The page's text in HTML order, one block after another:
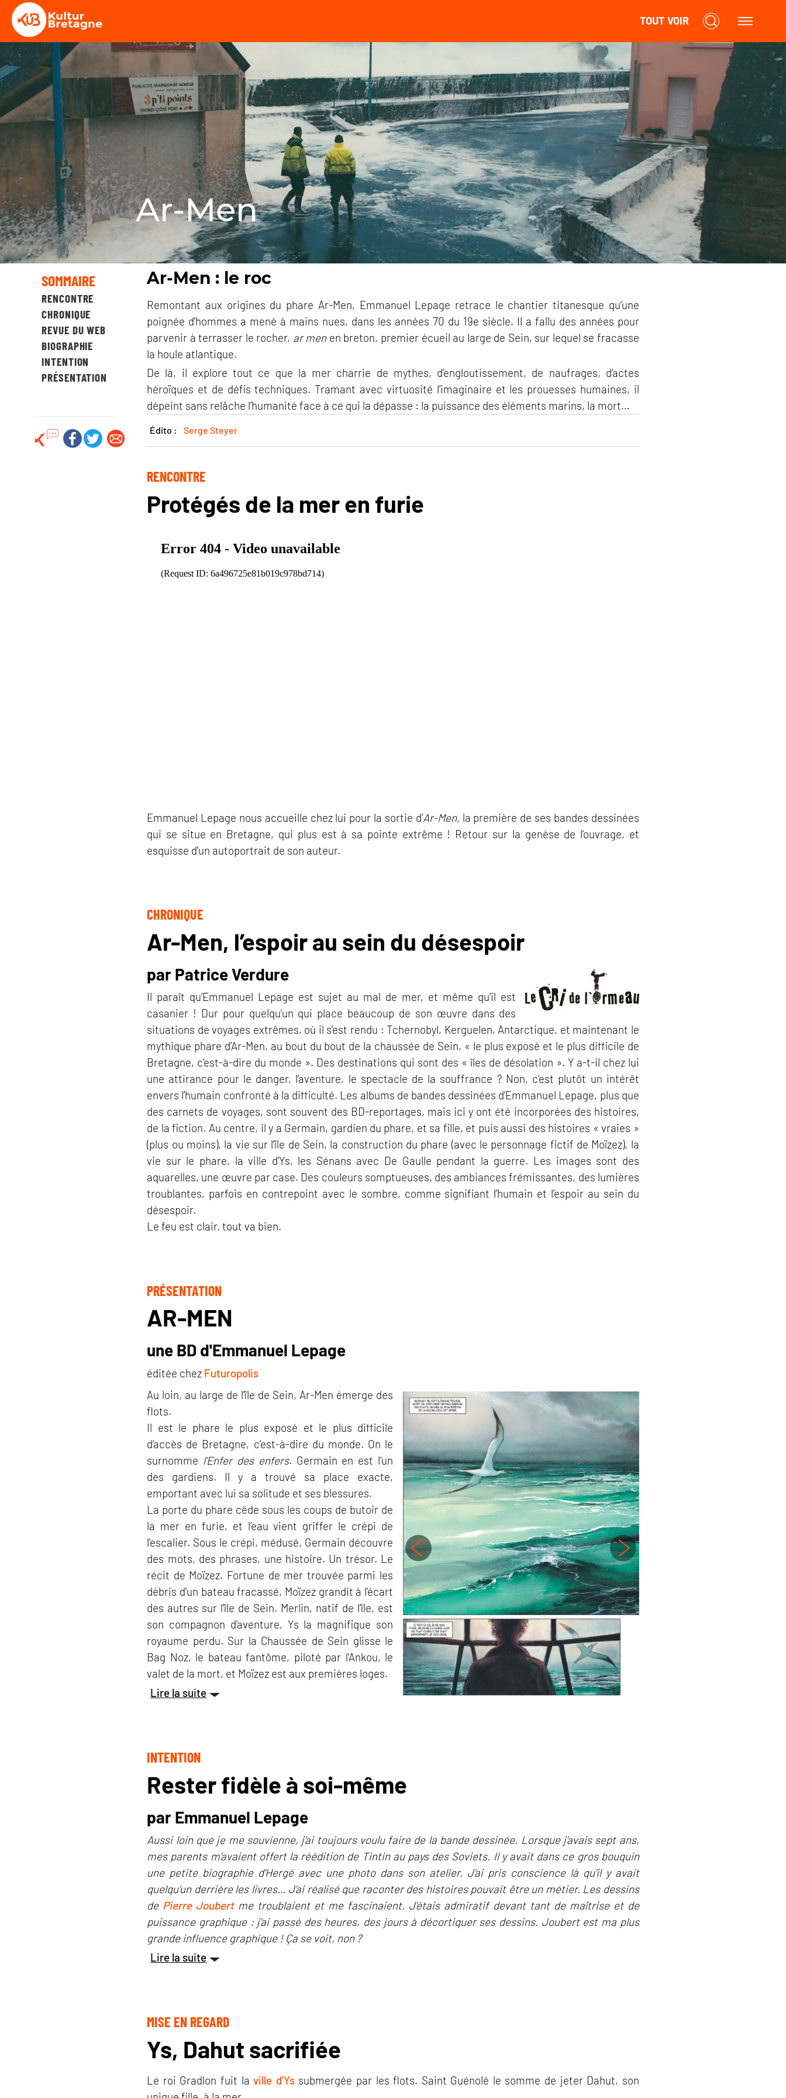
TOUT VOIR
Ar-Men
SOMMAIRE
RENCONTRE
CHRONIQUE
REVUE DU WEB
BIOGRAPHIE
INTENTION
PRÉSENTATION
Ar-Men : le roc
Remontant aux origines du phare Ar-Men, Emmanuel Lepage retrace le chantier titanesque qu’une
poignée d’hommes a mené à mains nues, dans les années 70 du 19e siècle. Il a fallu des années pour
parvenir à terrasser le rocher, ar menen breton, premier écueil au large de Sein, sur lequel se fracasse
la houle atlantique.
De là, il explore tout ce que la mer charrie de mythes, d’engloutissement, de naufrages, d’actes
héroïques et de défis techniques. Tramant avec virtuosité l’imaginaire et les prouesses humaines, il
dépeint sans relâche l’humanité face à ce qui la dépasse : la puissance des éléments marins, la mort…
Édito : Serge Steyer
RENCONTRE
Protégés de la mer en furie
Emmanuel Lepage nous accueille chez lui pour la sortie d'Ar-Men, la première de ses bandes dessinées
qui se situe en Bretagne, qui plus est à sa pointe extrême ! Retour sur la genèse de l'ouvrage, et
esquisse d'un autoportrait de son auteur.
CHRONIQUE
Ar-Men, l’espoir au sein du désespoir
par Patrice Verdure
Il paraît qu’Emmanuel Lepage est sujet au mal de mer, et même qu’il est
casanier ! Dur pour quelqu’un qui place beaucoup de son œuvre dans des
situations de voyages extrêmes, où il s’est rendu : Tchernobyl, Kerguelen, Antarctique, et maintenant le
mythique phare d’Ar-Men, au bout du bout de la chaussée de Sein, « le plus exposé et le plus difficile de
Bretagne, c’est-à-dire du monde ». Des destinations qui sont des « îles de désolation ». Y a-t-il chez lui
une attirance pour le danger, l’aventure, le spectacle de la souffrance ? Non, c’est plutôt un intérêt
envers l’humain confronté à la difficulté. Les albums de bandes dessinées d’Emmanuel Lepage, plus que
des carnets de voyages, sont souvent des BD-reportages, mais ici y ont été incorporées des histoires,
de la fiction. Au centre, il y a Germain, gardien du phare, et sa fille, et puis aussi des histoires « vraies »
(plus ou moins), la vie sur l’île de Sein, la construction du phare (avec le personnage fictif de Moïzez), la
vie sur le phare, la ville d’Ys, les Sénans avec De Gaulle pendant la guerre. Les images sont des
aquarelles, une œuvre par case. Des couleurs somptueuses, des ambiances frémissantes, des lumières
troublantes, parfois en contrepoint avec le sombre, comme signifiant l’humain et l’espoir au sein du
désespoir.
Le feu est clair, tout va bien.
PRÉSENTATION
AR-MEN
une BD d'Emmanuel Lepage
éditée chez Futuropolis
Au loin, au large de l’île de Sein, Ar-Men émerge des
flots.
Il est le phare le plus exposé et le plus difficile
d’accès de Bretagne, c’est-à-dire du monde. On le
surnomme l’Enfer des enfers. Germain en est l’un
des gardiens. Il y a trouvé sa place exacte,
emportant avec lui sa solitude et ses blessures.
La porte du phare cède sous les coups de butoir de
la mer en furie, et l’eau vient griffer le crépi de
l’escalier. Sous le crépi, médusé, Germain découvre
des mots, des phrases, une histoire. Un trésor. Le
récit de Moïzez. Fortune de mer trouvée parmi les
débris d’un bateau fracassé, Moïzez grandit à l’écart
des autres sur l’île de Sein. Merlin, natif de l’île, est
son compagnon d’aventure, Ys la magnifique son
royaume perdu. Sur la Chaussée de Sein glisse le
Bag Noz, le bateau fantôme, piloté par l’Ankou, le
valet de la mort, et Moïzez est aux premières loges.
Lire la suite
INTENTION
Rester fidèle à soi-même
par Emmanuel Lepage
Aussi loin que je me souvienne, j’ai toujours voulu faire de la bande dessinée. Lorsque j’avais sept ans,
mes parents m’avaient offert la réédition de Tintin au pays des Soviets. Il y avait dans ce gros bouquin
une petite biographie d’Hergé avec une photo dans son atelier. J’ai pris conscience là qu’il y avait
quelqu’un derrière les livres… J’ai réalisé que raconter des histoires pouvait être un métier. Les dessins
de Pierre Joubertme troublaient et me fascinaient. J’étais admiratif devant tant de maîtrise et de
puissance graphique : j’ai passé des heures, des jours à décortiquer ses dessins. Joubert est ma plus
grande influence graphique ! Ça se voit, non ?
Lire la suite
MISE EN REGARD
Ys, Dahut sacrifiée
Le roi Gradlon fuit laville d'Yssubmergée par les flots. Saint Guénolé le somme de jeter Dahut, son